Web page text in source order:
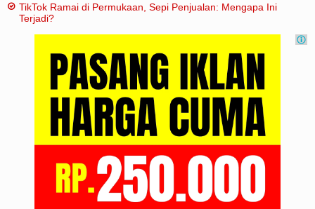
TikTok Ramai di Permukaan, Sepi Penjualan: Mengapa Ini
Terjadi?